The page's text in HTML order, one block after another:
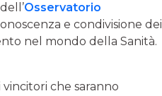
Osservatorio
e condivisione dei
nel mondo della Sanità.
che saranno